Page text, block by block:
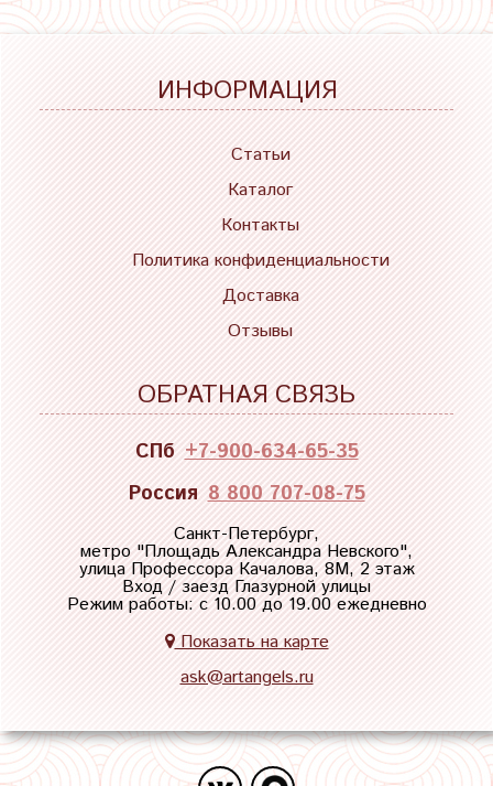
ИНФОРМАЦИЯ
Статьи
Каталог
Контакты
Политика конфиденциальности
Доставка
Отзывы
ОБРАТНАЯ СВЯЗЬ
СПб +7-900-634-65-35
Россия 8 800 707-08-75
Санкт-Петербург,
метро "Площадь Александра Невского",
улица Профессора Качалова, 8М, 2 этаж
Вход / заезд Глазурной улицы
Режим работы: с 10.00 до 19.00 ежедневно
Показать на карте
ask@artangels.ru